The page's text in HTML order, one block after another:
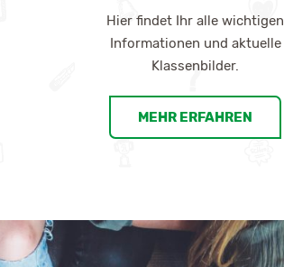
Hier findet Ihr alle wichtigen
Informationen und aktuelle
Klassenbilder.
MEHR ERFAHREN